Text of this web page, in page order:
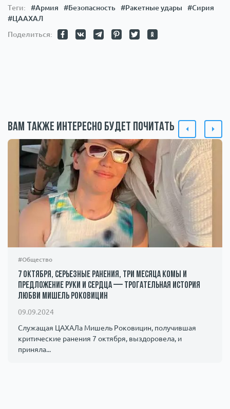
Теги: #Армия #Безопасность #Ракетные удары
#Сирия
#ЦААХАЛ
Поделиться:
Вам также интересно будет почитать
#Общество
7 октября, серьезные ранения, три месяца комы и
предложение руки и сердца — трогательная история
любви Мишель Роковицин
09.09.2024
Служащая ЦАХАЛа Мишель Роковицин, получившая
критические ранения 7 октября, выздоровела, и
приняла...